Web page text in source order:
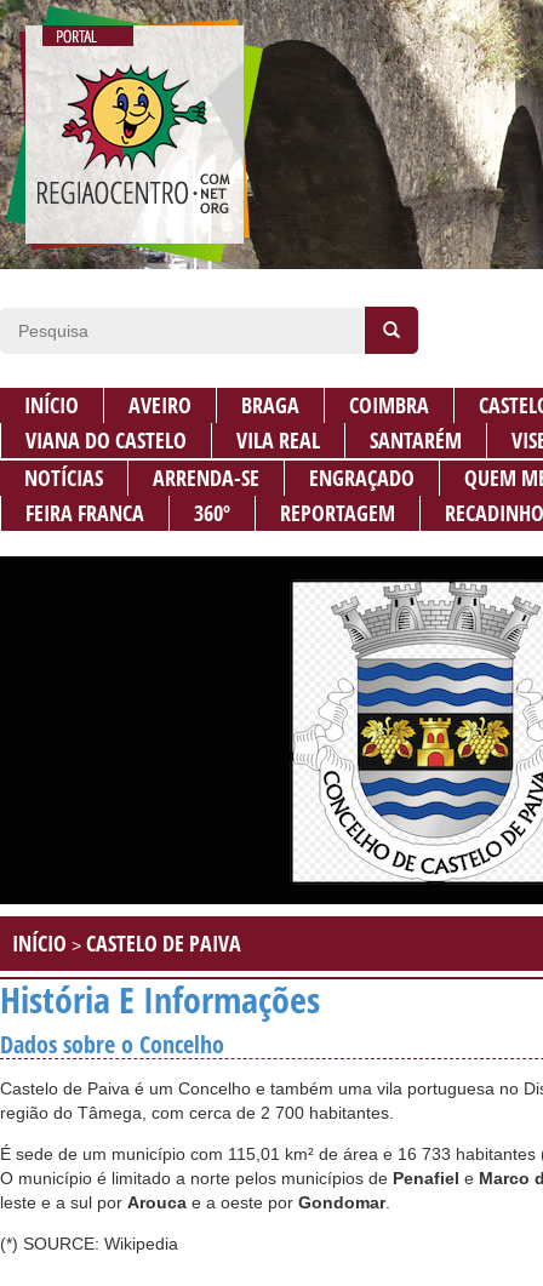
INÍCIO AVEIRO BRAGA COIMBRA
VIANA DO CASTELO
VILA REAL SANTARÉM
NOTÍCIAS
ARRENDA-SE ENGRAÇADO
QUEM
FEIRA FRANCA
360º REPORTAGEM
INÍCIO > CASTELO DE PAIVA
História E Informações
Dados sobre o Concelho
Castelo de Paiva é um Concelho e também uma vila portuguesa no
região do Tâmega, com cerca de 2 700 habitantes.
É sede de um município com 115,01 km² de área e 16 733
O município é limitado a norte pelos municípios de Penafiel e Marco
leste e a sul por Arouca e a oeste por Gondomar.
(*) SOURCE: Wikipedia